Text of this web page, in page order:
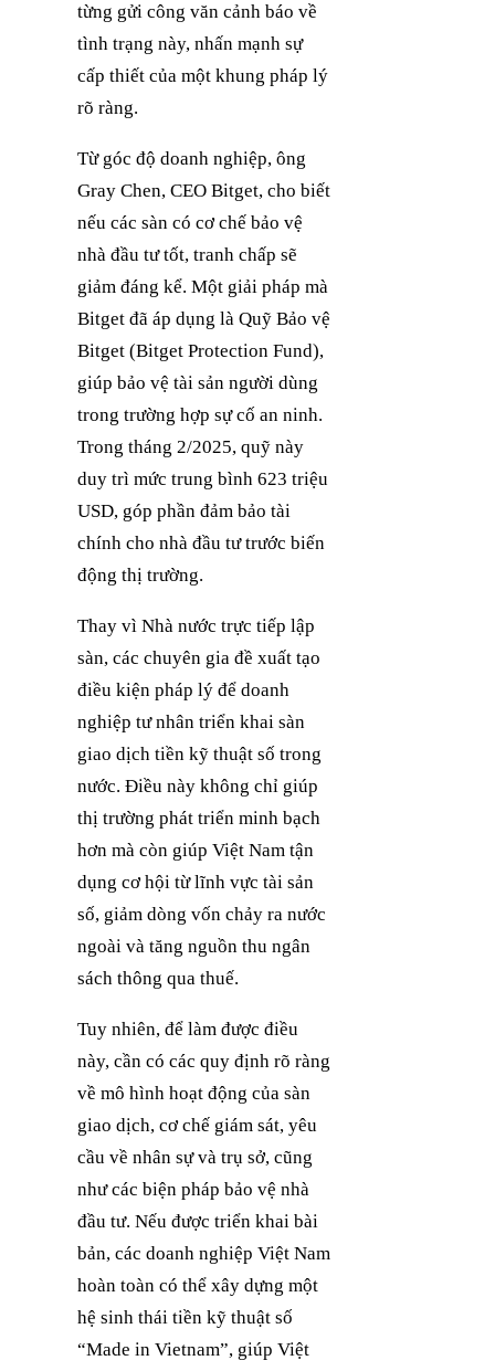
từng gửi công văn cảnh báo về
tình trạng này, nhấn mạnh sự
cấp thiết của một khung pháp lý
rõ ràng.
Từ góc độ doanh nghiệp, ông
Gray Chen, CEO Bitget, cho biết
nếu các sàn có cơ chế bảo vệ
nhà đầu tư tốt, tranh chấp sẽ
giảm đáng kể. Một giải pháp mà
Bitget đã áp dụng là Quỹ Bảo vệ
Bitget (Bitget Protection Fund),
giúp bảo vệ tài sản người dùng
trong trường hợp sự cố an ninh.
Trong tháng 2/2025, quỹ này
duy trì mức trung bình 623 triệu
USD, góp phần đảm bảo tài
chính cho nhà đầu tư trước biến
động thị trường.
Thay vì Nhà nước trực tiếp lập
sàn, các chuyên gia đề xuất tạo
điều kiện pháp lý để doanh
nghiệp tư nhân triển khai sàn
giao dịch tiền kỹ thuật số trong
nước. Điều này không chỉ giúp
thị trường phát triển minh bạch
hơn mà còn giúp Việt Nam tận
dụng cơ hội từ lĩnh vực tài sản
số, giảm dòng vốn chảy ra nước
ngoài và tăng nguồn thu ngân
sách thông qua thuế.
Tuy nhiên, để làm được điều
này, cần có các quy định rõ ràng
về mô hình hoạt động của sàn
giao dịch, cơ chế giám sát, yêu
cầu về nhân sự và trụ sở, cũng
như các biện pháp bảo vệ nhà
đầu tư. Nếu được triển khai bài
bản, các doanh nghiệp Việt Nam
hoàn toàn có thể xây dựng một
hệ sinh thái tiền kỹ thuật số
“Made in Vietnam”, giúp Việt